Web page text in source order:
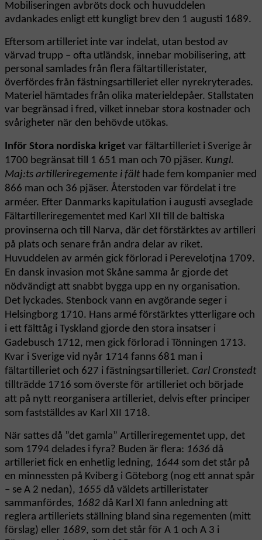
Mobiliseringen avbröts dock och huvuddelen
avdankades enligt ett kungligt brev den 1 augusti 1689.
Eftersom artilleriet inte var indelat, utan bestod av
värvad trupp – ofta utländsk, innebar mobilisering, att
personal samlades från flera fältartilleristater,
överfördes från fästningsartilleriet eller nyrekryterades.
Materiel hämtades från olika materieldepåer. Stallstaten
var begränsad i fred, vilket innebar stora kostnader och
svårigheter när den behövde utökas.
Inför Stora nordiska kriget var fältartilleriet i Sverige år
1700 begränsat till 1 651 man och 70 pjäser. Kungl.
Maj:ts artilleriregemente i fälthade fem kompanier med
866 man och 36 pjäser. Återstoden var fördelat i tre
arméer. Efter Danmarks kapitulation i augusti avseglade
Fältartilleriregementet med Karl XII till de baltiska
provinserna och till Narva, där det förstärktes av artilleri
på plats och senare från andra delar av riket.
Huvuddelen av armén gick förlorad i Perevelotjna 1709.
En dansk invasion mot Skåne samma år gjorde det
nödvändigt att snabbt bygga upp en ny organisation.
Det lyckades. Stenbock vann en avgörande seger i
Helsingborg 1710. Hans armé förstärktes ytterligare och
i ett fälttåg i Tyskland gjorde den stora insatser i
Gadebusch 1712, men gick förlorad i Tönningen 1713.
Kvar i Sverige vid nyår 1714 fanns 681 man i
fältartilleriet och 627 i fästningsartilleriet. Carl Cronstedt
tillträdde 1716 som överste för artilleriet och började
att på nytt reorganisera artilleriet, delvis efter principer
som fastställdes av Karl XII 1718.
När sattes då ”det gamla” Artilleriregementet upp, det
som 1794 delades i fyra? Buden är flera: 1636 då
artilleriet fick en enhetlig ledning, 1644 som det står på
en minnessten på Kviberg i Göteborg (nog ett annat spår
– se A 2 nedan), 1655 då väldets artilleristater
sammanfördes, 1682 då Karl XI fann anledning att
reglera artilleriets ställning bland sina regementen (mitt
förslag) eller 1689, som det står för A 1 och A 3 i